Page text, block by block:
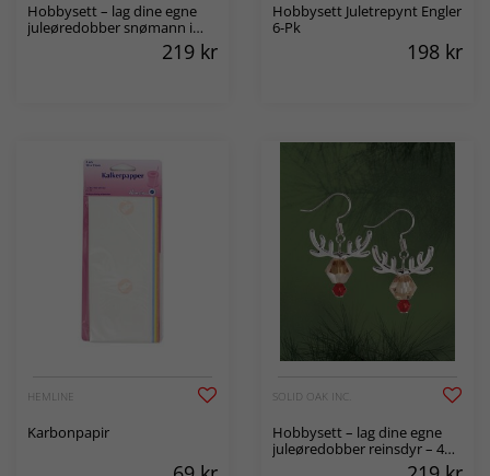
Hobbysett – lag dine egne
juleøredobber snømann i
219 kr
Hobbysett Juletrepynt Engler
6-Pk
198 kr
HEMLINE
Karbonpapir
SOLID OAK INC.
Hobbysett – lag dine egne
juleøredobber reinsdyr – 4